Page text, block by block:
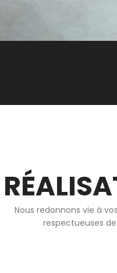
Nous redonnons vie à
respectueuses